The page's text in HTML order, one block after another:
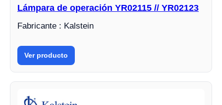
Lámpara de operación YR02115 // YR02123
Fabricante : Kalstein
Ver producto